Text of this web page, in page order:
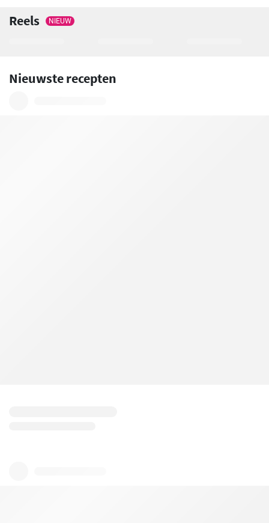
Reels NIEUW
Nieuwste recepten